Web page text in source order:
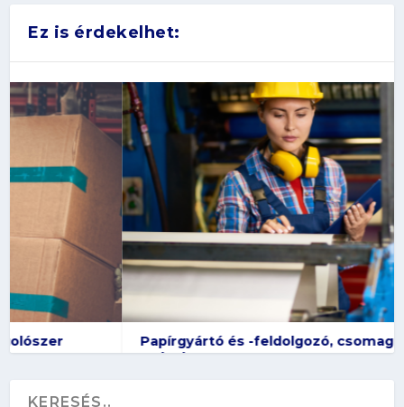
Ez is érdekelhet:
Papírgyártó és -feldolgozó, csomagolószer-
gyártó